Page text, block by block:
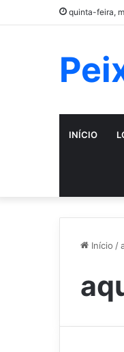
quinta-feira,
INÍCIO
Início /